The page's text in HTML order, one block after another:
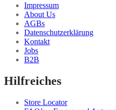
Impressum
About Us
AGBs
Datenschutzerklärung
Kontakt
Jobs
B2B
Hilfreiches
Store Locator